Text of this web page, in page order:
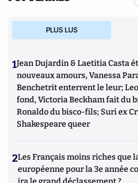
PLUS LUS
1Jean Dujardin & Laetitia Casta
nouveaux amours, Vanessa
Benchetrit enterrent le leur;
fond, Victoria Beckham fait du
Ronaldo du bisco-fils; Suri ex
Shakespeare queer
2Les Français moins riches que
européenne pour la 3e année